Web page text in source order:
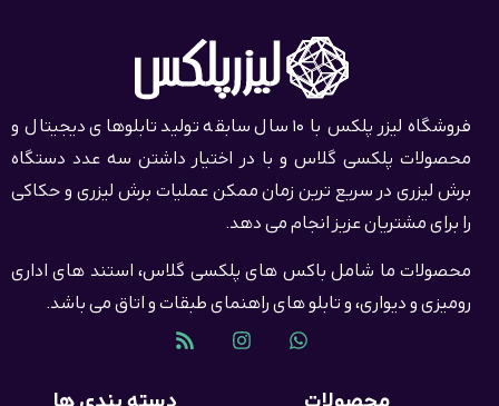
فروشگاه لیزر پلکس با 10 سال سابقه تولید تابلوهای دیجیتال و
محصولات پلکسی گلاس و با در اختیار داشتن سه عدد دستگاه
برش لیزری در سریع ترین زمان ممکن عملیات برش لیزری و حکاکی
را برای مشتریان عزیز انجام می دهد.
محصولات ما شامل باکس های پلکسی گلاس، استند های اداری
رومیزی و دیواری، و تابلو های راهنمای طبقات و اتاق می باشد.